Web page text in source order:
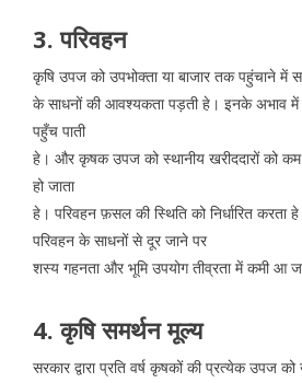
3. परिवहन
कृषि उपज को उपभोक्ता या बाजार तक पहुंचाने में
के साधनों की आवश्यकता पड़ती हे। इनके अभाव में
पहुँच पाती
हे। और कृषक उपज को स्थानीय खरीददारों को
हो जाता
हे। परिवहन फ़सल की स्थिति को निर्धारित करता
परिवहन के साधनों से दूर जाने पर
शस्य गहनता और भूमि उपयोग तीव्रता में कमी आ
4. कृषि समर्थन मूल्य
सरकार द्वारा प्रति वर्ष कृषकों की प्रत्येक उपज